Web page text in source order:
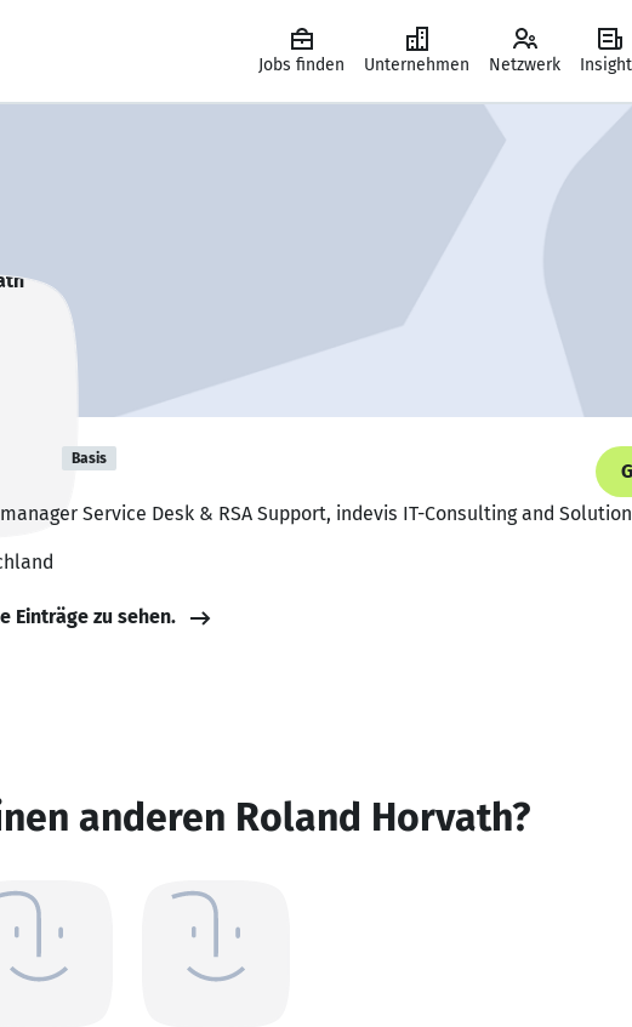
Jobs finden Unternehmen Netzwerk
Basis
Service Desk & RSA Support, indevis IT-Consulting and
Einträge zu sehen.
anderen Roland Horvath?